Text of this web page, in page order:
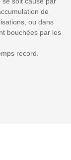
de
ou dans
bouchées par les
record.